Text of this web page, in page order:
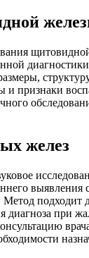
и признаки
желез
подходит
диагноза при